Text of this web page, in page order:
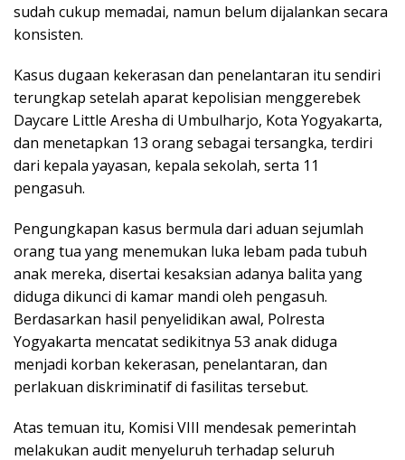
sudah cukup memadai, namun belum dijalankan secara
konsisten.
Kasus dugaan kekerasan dan penelantaran itu sendiri
terungkap setelah aparat kepolisian menggerebek
Daycare Little Aresha di Umbulharjo, Kota Yogyakarta,
dan menetapkan 13 orang sebagai tersangka, terdiri
dari kepala yayasan, kepala sekolah, serta 11
pengasuh.
Pengungkapan kasus bermula dari aduan sejumlah
orang tua yang menemukan luka lebam pada tubuh
anak mereka, disertai kesaksian adanya balita yang
diduga dikunci di kamar mandi oleh pengasuh.
Berdasarkan hasil penyelidikan awal, Polresta
Yogyakarta mencatat sedikitnya 53 anak diduga
menjadi korban kekerasan, penelantaran, dan
perlakuan diskriminatif di fasilitas tersebut.
Atas temuan itu, Komisi VIII mendesak pemerintah
melakukan audit menyeluruh terhadap seluruh